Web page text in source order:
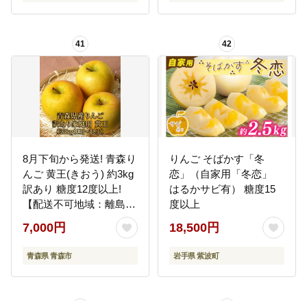
41
8月下旬から発送! 青森り
んご 黄王(きおう) 約3kg
訳あり 糖度12度以上!
【配送不可地域：離島・
沖縄県】
7,000円
青森県 青森市
42
りんご そばかす「冬
恋」（自家用「冬恋」
はるかサビ有） 糖度15
度以上
18,500円
岩手県 紫波町